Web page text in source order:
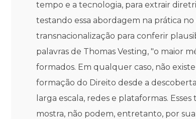
tempo e a tecnologia, para extrair
testando essa abordagem na prática
transnacionalização para conferir
palavras de Thomas Vesting, "o maior
formados. Em qualquer caso, não
formação do Direito desde a
larga escala, redes e plataformas.
mostra, não podem, entretanto, por